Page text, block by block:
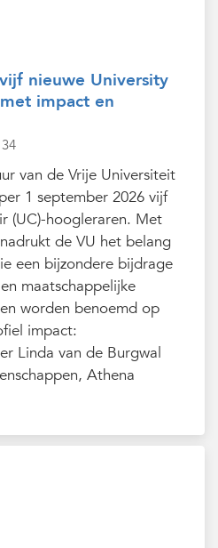
nieuwe University
impact en
van de Vrije Universiteit
1 september 2026 vijf
(UC)-hoogleraren. Met
de VU het belang
een bijzondere bijdrage
maatschappelijke
worden benoemd op
impact:
Linda van de Burgwal
Athena